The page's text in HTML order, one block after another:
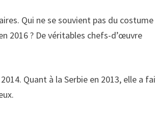
Qui ne se souvient pas du costume
2016 ? De véritables chefs-d’œuvre
Quant à la Serbie en 2013, elle a